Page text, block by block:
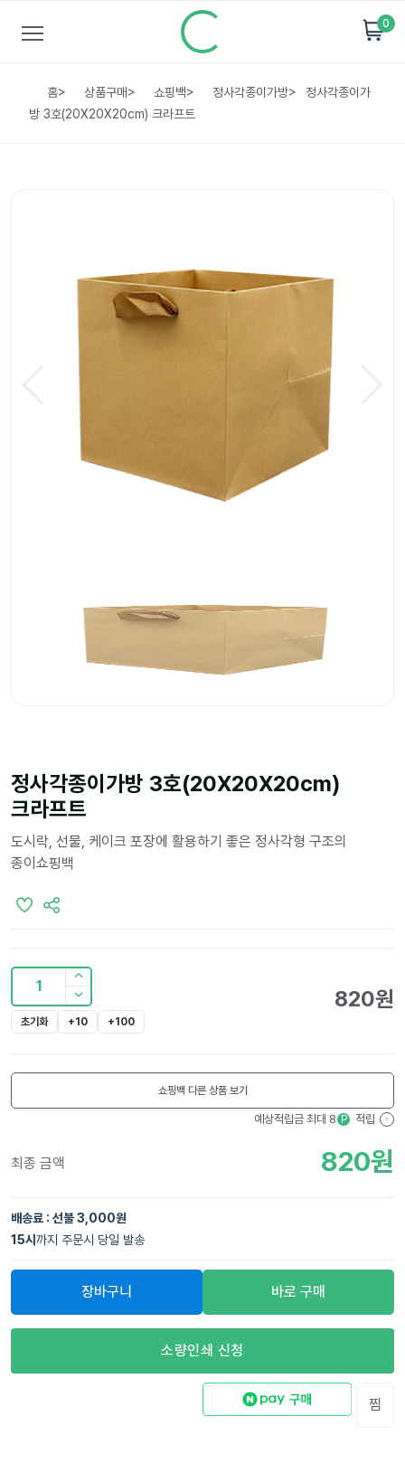
0
홈> 상품구매> 쇼핑백> 정사각종이가방>
정사각종이가
방 3호(20X20X20cm) 크라프트
정사각종이가방 3호(20X20X20cm)
크라프트
도시락, 선물, 케이크 포장에 활용하기 좋은 정사각형 구조의
종이쇼핑백
1
초기화 +10 +100
820원
쇼핑백 다른 상품 보기
예상적립금 최대 8 P 적립 ?
최종 금액 820원
배송료 : 선불 3,000원
15시 까지 주문시 당일 발송
장바구니 바로 구매
소량인쇄 신청
찜